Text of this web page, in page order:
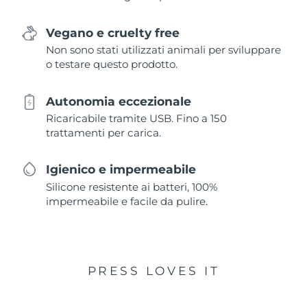
Vegano e cruelty free
Non sono stati utilizzati animali per sviluppare
o testare questo prodotto.
Autonomia eccezionale
Ricaricabile tramite USB. Fino a 150
trattamenti per carica.
Igienico e impermeabile
Silicone resistente ai batteri, 100%
impermeabile e facile da pulire.
PRESS LOVES IT